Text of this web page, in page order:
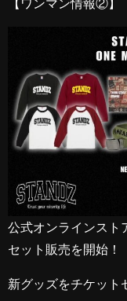
【ワンマン情報②】
公式オンラインスト
セット販売を開始！
新グッズをチケット